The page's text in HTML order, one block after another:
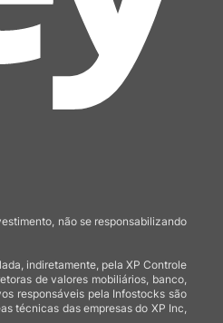
não se responsabilizando
indiretamente, pela XP Controle
de valores mobiliários, banco,
responsáveis pela Infostocks são
técnicas das empresas do XP Inc,